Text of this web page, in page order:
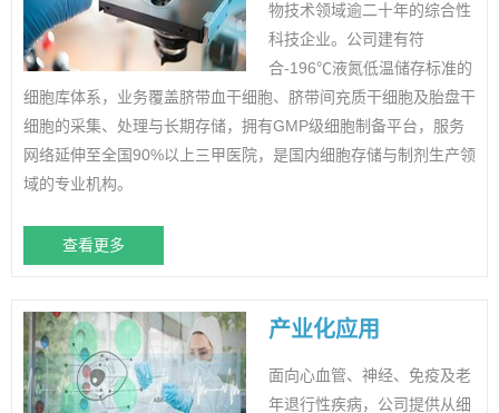
物技术领域逾二十年的综合性
科技企业。公司建有符
合-196℃液氮低温储存标准的
细胞库体系，业务覆盖脐带血干细胞、脐带间充质干细胞及胎盘干
细胞的采集、处理与长期存储，拥有GMP级细胞制备平台，服务
网络延伸至全国90%以上三甲医院，是国内细胞存储与制剂生产领
域的专业机构。
查看更多
产业化应用
面向心血管、神经、免疫及老
年退行性疾病，公司提供从细